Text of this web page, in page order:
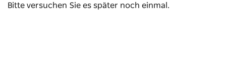
Bitte versuchen Sie es später noch einmal.